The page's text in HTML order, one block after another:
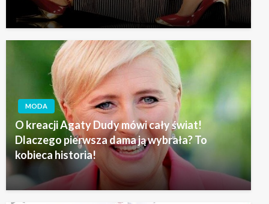
MODA
O kreacji Agaty Dudy mówi cały świat!
Dlaczego pierwsza dama ją wybrała? To
kobieca historia!